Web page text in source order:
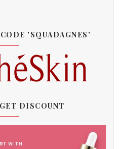
'SQUADAGNES'
DISCOUNT